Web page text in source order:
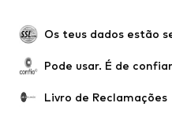
Upcycling
SAPATOS
Novidades
Os teus dados estão
Pode usar. É de
Livro de Reclamações